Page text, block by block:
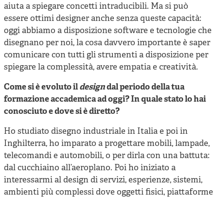
aiuta a spiegare concetti intraducibili. Ma si può
essere ottimi designer anche senza queste capacità:
oggi abbiamo a disposizione software e tecnologie che
disegnano per noi, la cosa davvero importante è saper
comunicare con tutti gli strumenti a disposizione per
spiegare la complessità, avere empatia e creatività.
Come si è evoluto ildesigndal periodo della tua
formazione accademica ad oggi? In quale stato lo hai
conosciuto e dove si è diretto?
Ho studiato disegno industriale in Italia e poi in
Inghilterra, ho imparato a progettare mobili, lampade,
telecomandi e automobili, o per dirla con una battuta:
dal cucchiaino all’aeroplano. Poi ho iniziato a
interessarmi al design di servizi, esperienze, sistemi,
ambienti più complessi dove oggetti fisici, piattaforme